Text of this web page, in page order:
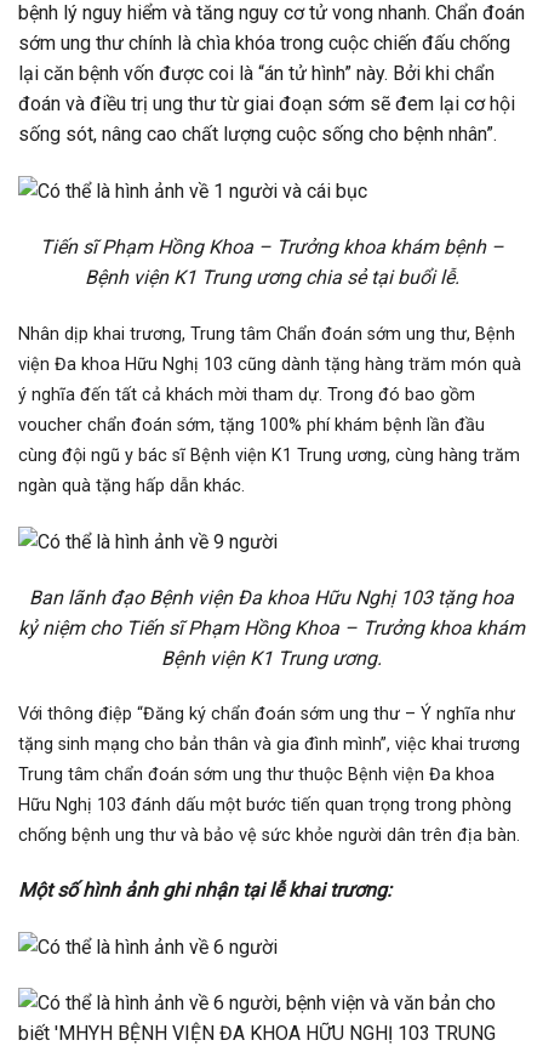
bệnh lý nguy hiểm và tăng nguy cơ tử vong nhanh. Chẩn đoán
sớm ung thư chính là chìa khóa trong cuộc chiến đấu chống
lại căn bệnh vốn được coi là “án tử hình” này. Bởi khi chẩn
đoán và điều trị ung thư từ giai đoạn sớm sẽ đem lại cơ hội
sống sót, nâng cao chất lượng cuộc sống cho bệnh nhân”.
Tiến sĩ Phạm Hồng Khoa – Trưởng khoa khám bệnh –
Bệnh viện K1 Trung ương chia sẻ tại buổi lễ.
Nhân dịp khai trương, Trung tâm Chẩn đoán sớm ung thư, Bệnh
viện Đa khoa Hữu Nghị 103 cũng dành tặng hàng trăm món quà
ý nghĩa đến tất cả khách mời tham dự. Trong đó bao gồm
voucher chẩn đoán sớm, tặng 100% phí khám bệnh lần đầu
cùng đội ngũ y bác sĩ Bệnh viện K1 Trung ương, cùng hàng trăm
ngàn quà tặng hấp dẫn khác.
Ban lãnh đạo Bệnh viện Đa khoa Hữu Nghị 103 tặng hoa
kỷ niệm cho Tiến sĩ Phạm Hồng Khoa – Trưởng khoa khám
Bệnh viện K1 Trung ương.
Với thông điệp “Đăng ký chẩn đoán sớm ung thư – Ý nghĩa như
tặng sinh mạng cho bản thân và gia đình mình”, việc khai trương
Trung tâm chẩn đoán sớm ung thư thuộc Bệnh viện Đa khoa
Hữu Nghị 103 đánh dấu một bước tiến quan trọng trong phòng
chống bệnh ung thư và bảo vệ sức khỏe người dân trên địa bàn.
Một số hình ảnh ghi nhận tại lễ khai trương: